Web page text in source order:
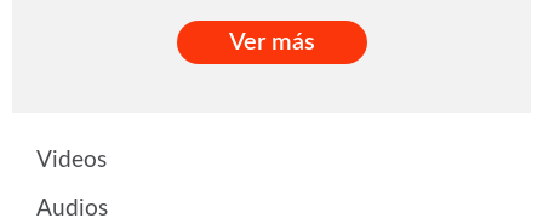
Ver más
Videos
Audios